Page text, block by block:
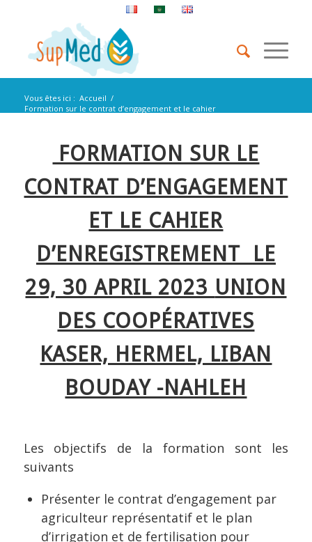
Vous êtes ici : Accueil /
Formation sur le contrat d’engagement et le cahier
FORMATION SUR LE
CONTRAT D’ENGAGEMENT
ET LE CAHIER
D’ENREGISTREMENT
LE
29, 30 APRIL 2023 UNION
DES COOPÉRATIVES
KASER, HERMEL, LIBAN
BOUDAY -NAHLEH
Les objectifs de la formation sont les
suivants
Présenter le contrat d’engagement par
agriculteur représentatif et le plan
d’irrigation et de fertilisation pour